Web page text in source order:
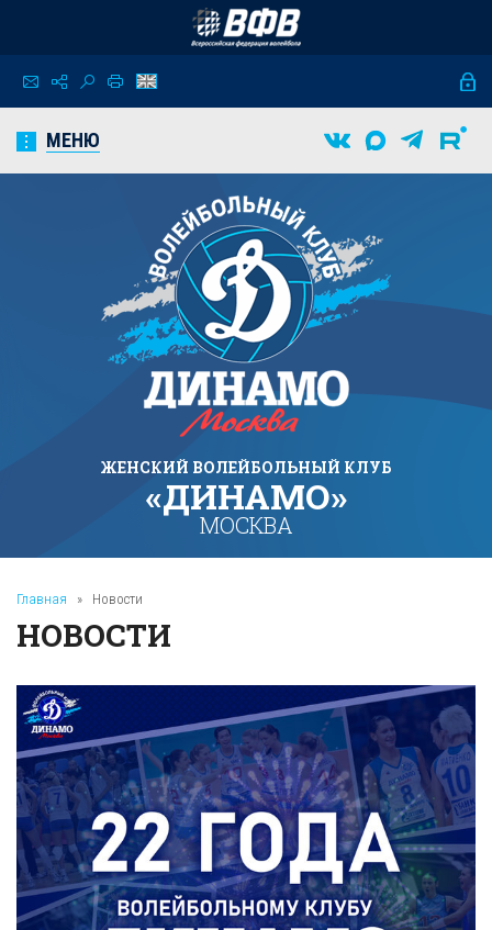
МЕНЮ
ЖЕНСКИЙ ВОЛЕЙБОЛЬНЫЙ КЛУБ
«ДИНАМО»
МОСКВА
Главная » Новости
НОВОСТИ